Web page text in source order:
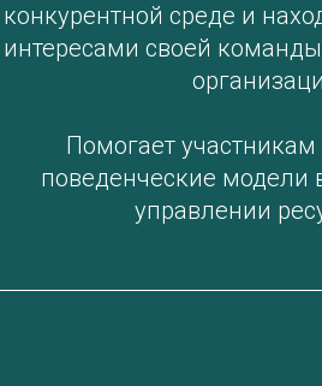
конкурентной среде и
интересами своей
Помогает участникам
поведенческие модели
управлении